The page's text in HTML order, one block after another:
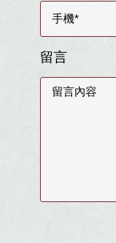
留言